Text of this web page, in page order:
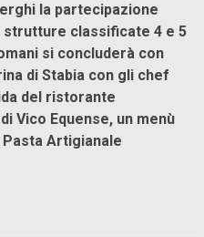
la partecipazione
classificate 4 e 5
si concluderà con
di Stabia con gli chef
del ristorante
Vico Equense, un menù
Artigianale